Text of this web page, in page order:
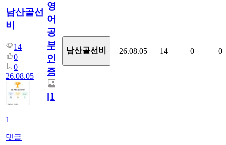
남산골선
비
14
0
0
26.08.05
1
댓글
영
어
공
부
인
증
[1]
남산골선비 26.08.05 14 0 0